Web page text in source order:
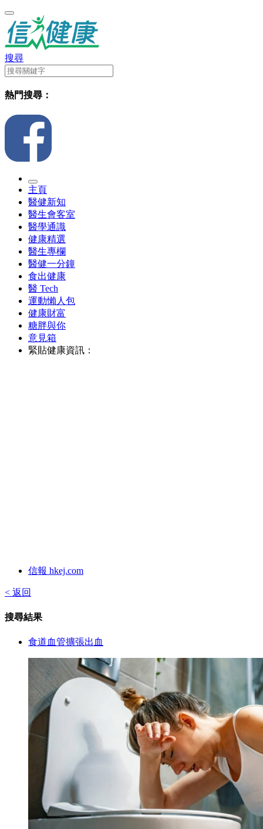
搜尋
熱門搜尋：
主頁
醫健新知
醫生會客室
醫學通識
健康精選
醫生專欄
醫健一分鐘
食出健康
醫 Tech
運動懶人包
健康財富
糖胖與你
意見箱
緊貼健康資訊：
信報 hkej.com
< 返回
搜尋結果
食道血管擴張出血